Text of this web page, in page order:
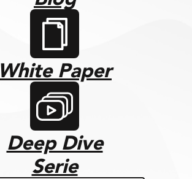
White Paper
Deep Dive
Serie